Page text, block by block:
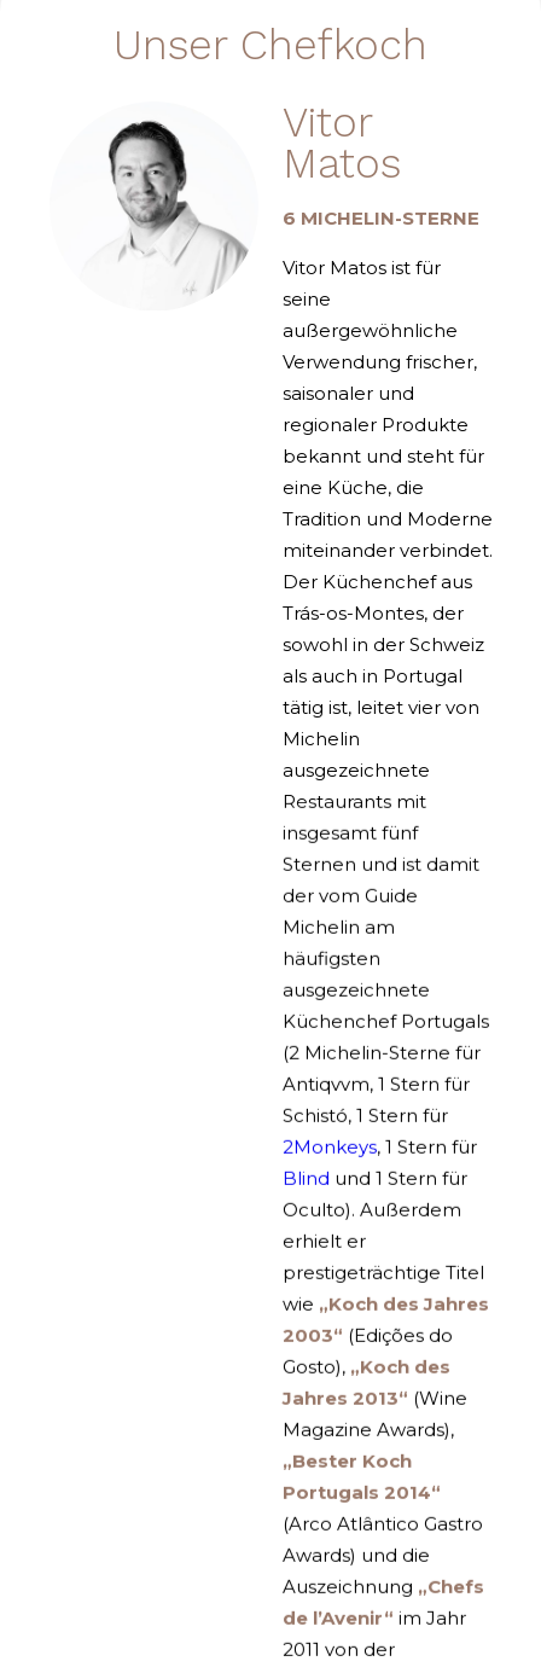
Unser Chefkoch
Vitor
Matos
6 MICHELIN-STERNE
Vitor Matos ist für
seine
außergewöhnliche
Verwendung frischer,
saisonaler und
regionaler Produkte
bekannt und steht für
eine Küche, die
Tradition und Moderne
miteinander verbindet.
Der Küchenchef aus
Trás-os-Montes, der
sowohl in der Schweiz
als auch in Portugal
tätig ist, leitet vier von
Michelin
ausgezeichnete
Restaurants mit
insgesamt fünf
Sternen und ist damit
der vom Guide
Michelin am
häufigsten
ausgezeichnete
Küchenchef Portugals
(2 Michelin-Sterne für
Antiqvvm, 1 Stern für
Schistó, 1 Stern für
2Monkeys, 1 Stern für
Blind und 1 Stern für
Oculto). Außerdem
erhielt er
prestigeträchtige Titel
wie „Koch des Jahres
2003“ (Edições do
Gosto), „Koch des
Jahres 2013“ (Wine
Magazine Awards),
„Bester Koch
Portugals 2014“
(Arco Atlântico Gastro
Awards) und die
Auszeichnung „Chefs
de l’Avenir“ im Jahr
2011 von der